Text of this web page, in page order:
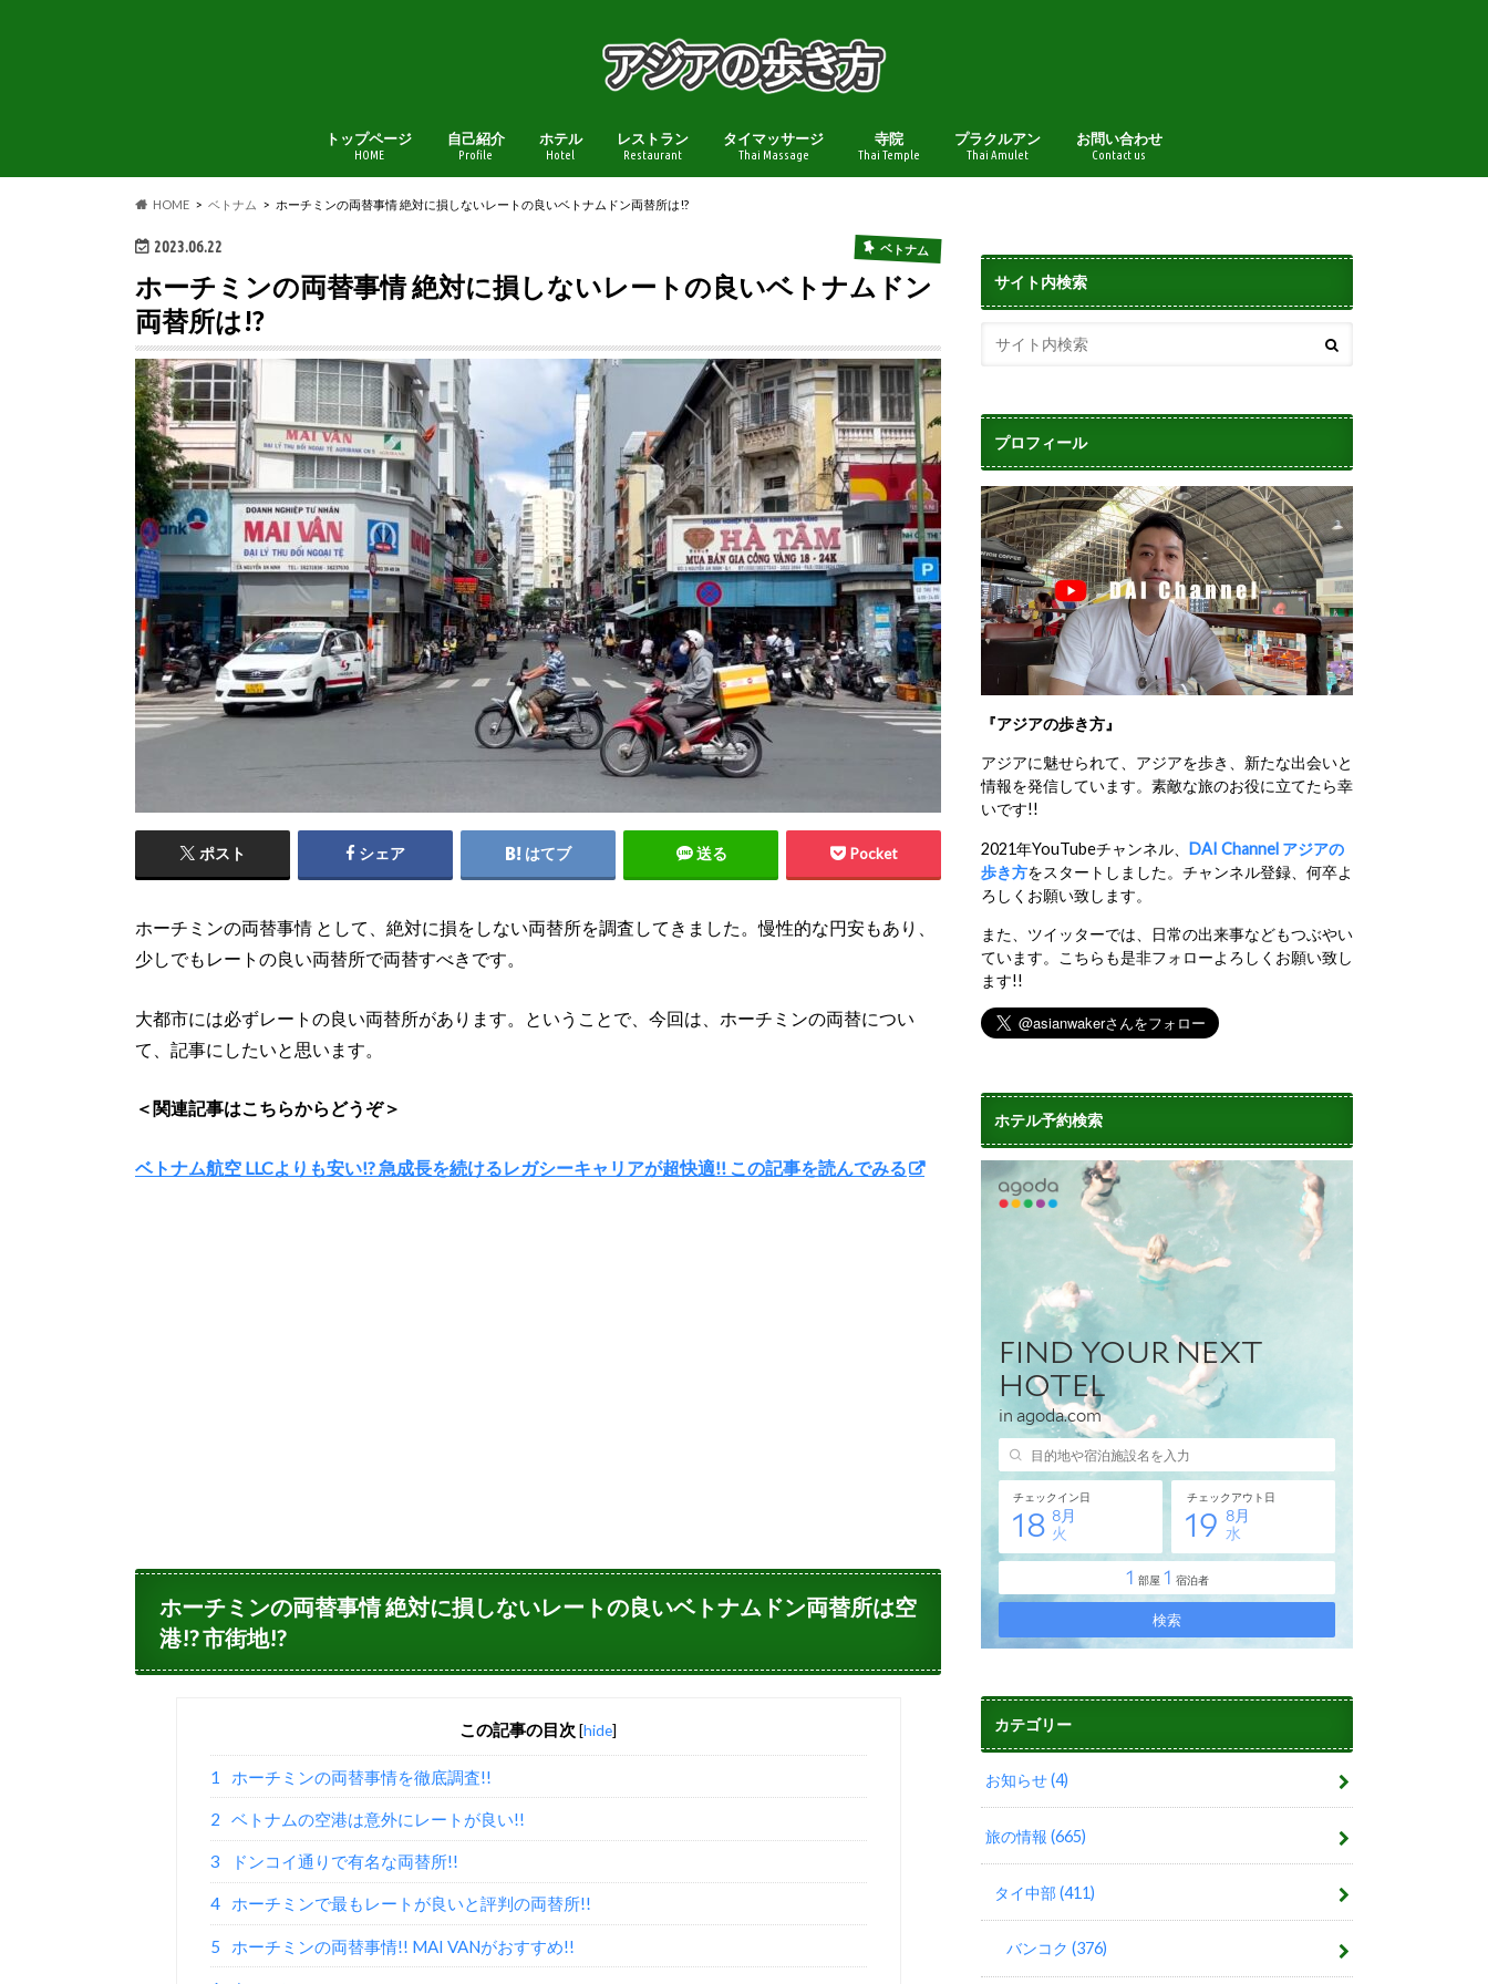
トップページ
HOME
自己紹介
Profile
ホテル
Hotel
レストラン
Restaurant
タイマッサージ
Thai Massage
寺院
Thai Temple
プラクルアン
Thai Amulet
お問い合わせ
Contact us
HOME ベトナム ホーチミンの両替事情 絶対に損しないレートの良いベトナムドン両替所は!?
2023.06.22 ベトナム
ホーチミンの両替事情 絶対に損しないレートの良いベトナムドン
両替所は!?
ポスト シェア はてブ 送る Pocket
ホーチミンの両替事情 として、絶対に損をしない両替所を調査してきました。慢性的な円安もあり、
少しでもレートの良い両替所で両替すべきです。
大都市には必ずレートの良い両替所があります。ということで、今回は、ホーチミンの両替につい
て、記事にしたいと思います。
＜関連記事はこちらからどうぞ＞
ベトナム航空 LLCよりも安い!? 急成長を続けるレガシーキャリアが超快適!! この記事を読んでみる
ホーチミンの両替事情 絶対に損しないレートの良いベトナムドン両替所は空
港!? 市街地!?
この記事の目次 [hide]
1 ホーチミンの両替事情を徹底調査!!
2 ベトナムの空港は意外にレートが良い!!
3 ドンコイ通りで有名な両替所!!
4 ホーチミンで最もレートが良いと評判の両替所!!
5 ホーチミンの両替事情!! MAI VANがおすすめ!!
サイト内検索
プロフィール
『アジアの歩き方』
アジアに魅せられて、アジアを歩き、新たな出会いと
情報を発信しています。素敵な旅のお役に立てたら幸
いです!!
2021年YouTubeチャンネル、 DAI Channel アジアの
歩き方をスタートしました。チャンネル登録、何卒よ
ろしくお願い致します。
また、ツイッターでは、日常の出来事などもつぶやい
ています。こちらも是非フォローよろしくお願い致し
ます!!
ホテル予約検索
カテゴリー
お知らせ(4)
旅の情報(665)
タイ中部(411)
バンコク(376)